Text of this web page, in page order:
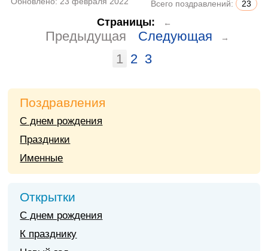
Всего поздравлений: 23
Страницы: ←
Предыдущая Следующая →
1 2 3
Поздравления
С днем рождения
Праздники
Именные
Открытки
С днем рождения
К празднику